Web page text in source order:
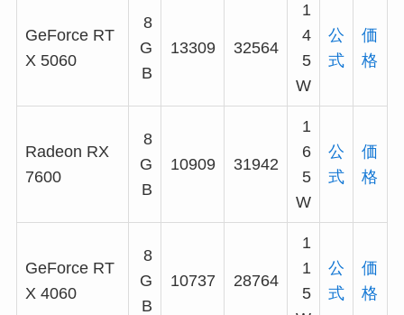
GeForce RT
X 5060
8
G
B
13309 32564
1
4
5
W
公
式
価
格
Radeon RX
7600
8
G
B
10909 31942
1
6
5
W
公
式
価
格
GeForce RT
X 4060
8
G
B
10737 28764
1
1
5
公
式
価
格